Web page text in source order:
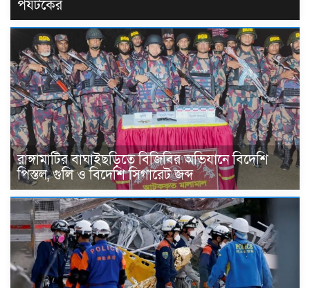
পর্যটকের
রাঙ্গামাটির বাঘাইছড়িতে বিজিবির অভিযানে বিদেশি
পিস্তল, গুলি ও বিদেশি সিগারেট জব্দ